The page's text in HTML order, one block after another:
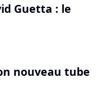
Guetta : le
nouveau tube